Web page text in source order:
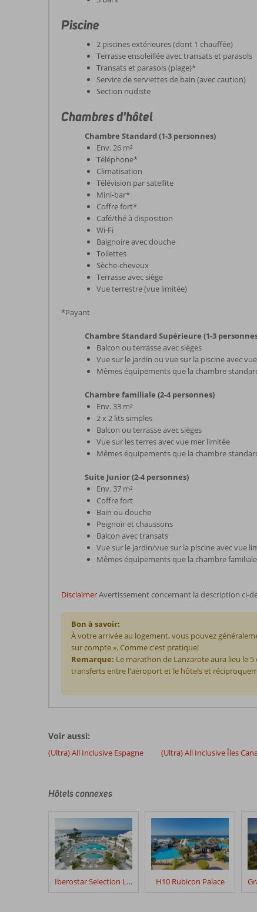
Piscine
2 piscines extérieures (dont 1 chauffée)
Terrasse ensoleillée avec transats et parasols
Transats et parasols (plage)*
Service de serviettes de bain (avec caution)
Section nudiste
Chambres d'hôtel
Chambre Standard (1-3 personnes)
Env. 26 m²
Téléphone*
Climatisation
Télévision par satellite
Mini-bar*
Coffre fort*
Café/thé à disposition
Wi-Fi
Baignoire avec douche
Toilettes
Sèche-cheveux
Terrasse avec siège
Vue terrestre (vue limitée)
*Payant
Chambre Standard Supérieure (1-3
Balcon ou terrasse avec sièges
Vue sur le jardin ou vue sur la piscine avec
Mêmes équipements que la chambre
Chambre familiale (2-4 personnes)
Env. 33 m²
2 x 2 lits simples
Balcon ou terrasse avec sièges
Vue sur les terres avec vue mer limitée
Mêmes équipements que la chambre
Suite Junior (2-4 personnes)
Env. 37 m²
Coffre fort
Bain ou douche
Peignoir et chaussons
Balcon avec transats
Vue sur le jardin/vue sur la piscine avec vue
Mêmes équipements que la chambre familiale
DisclaimerAvertissement concernant la description ci-
Bon à savoir:
À votre arrivée au logement, vous pouvez
sur compte ». Comme c'est pratique!
Remarque: Le marathon de Lanzarote aura lieu le
transferts entre l'aéroport et le hôtels et
écrits
par
nos
leur
dans
Seaside
Los
Jameos
Les
avis
Voir aussi:
(Ultra) All Inclusive Espagne (Ultra) All Inclusive Îles
Hôtels connexes
Iberostar Selection Lanzarote Park H10 Rubicon Palace